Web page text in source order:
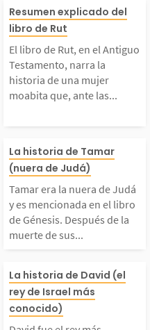
libro de
la
mujer
las
un
Resumen explicado del
libro de Rut
El libro de Rut, en el Antiguo
Testamento, narra la
historia de una mujer
moabita que, ante las...
era la
y es
el libro de
de la
sus
La historia de Tamar
(nuera de Judá)
Tamar era la nuera de Judá
y es mencionada en el libro
de Génesis. Después de la
muerte de sus...
fue el
de la
La historia de David (el
rey de Israel más
conocido)